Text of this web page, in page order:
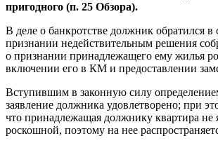
пригодного (п. 25 Обзора).
В деле о банкротстве должник обратился в
признании недействительным решения
о признании принадлежащего ему жилья
включении его в КМ и предоставлении
Вступившим в законную силу
заявление должника удовлетворено; при
что принадлежащая должнику квартира не
роскошной, поэтому на нее